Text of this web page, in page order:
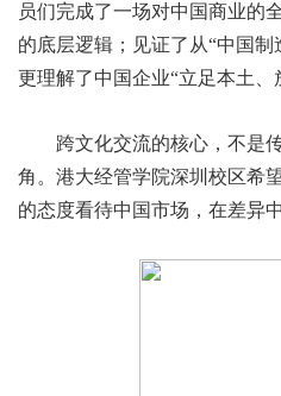
员们完成了一场对中国商业的
的底层逻辑；见证了从“中国
更理解了中国企业“立足本土、
跨文化交流的核心，不是
角。港大经管学院深圳校区希
的态度看待中国市场，在差异